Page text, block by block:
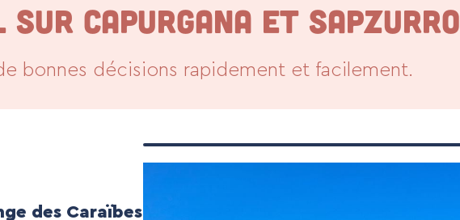
SUR CAPURGANA ET SAPZURRO
bonnes décisions rapidement et facilement.
des Caraïbes